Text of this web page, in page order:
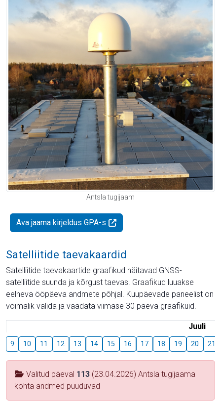
Antsla tugijaam
Ava jaama kirjeldus GPA-s
Satelliitide taevakaardid
Satelliitide taevakaartide graafikud näitavad GNSS-
satelliitide suunda ja kõrgust taevas. Graafikud luuakse
eelneva ööpäeva andmete põhjal. Kuupäevade paneelist on
võimalik valida ja vaadata viimase 30 päeva graafikuid.
Juuli
9 10 11 12 13 14 15 16 17 18 19 20 21
Valitud päeval 113 (23.04.2026) Antsla tugijaama
kohta andmed puuduvad